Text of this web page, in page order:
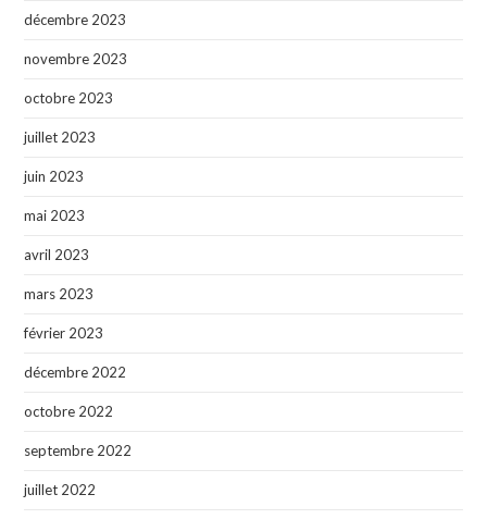
décembre 2023
novembre 2023
octobre 2023
juillet 2023
juin 2023
mai 2023
avril 2023
mars 2023
février 2023
décembre 2022
octobre 2022
septembre 2022
juillet 2022